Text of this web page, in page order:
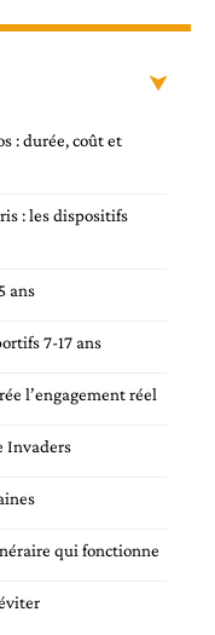
: durée, coût et
: les dispositifs
ans
7-17 ans
l’engagement réel
Invaders
qui fonctionne